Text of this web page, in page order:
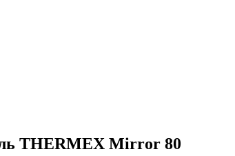
THERMEX Mirror 80